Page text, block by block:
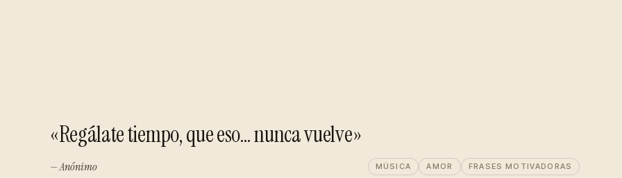
«Regálate tiempo, que eso… nunca vuelve»
— Anónimo MÚSICA AMOR FRASES MOTIVADORAS